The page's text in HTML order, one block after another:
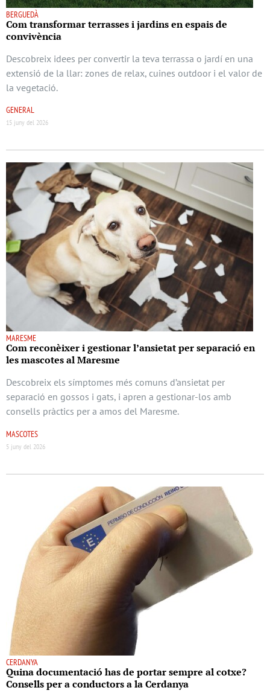
BERGUEDÀ
Com transformar terrasses i jardins en espais de
convivència
Descobreix idees per convertir la teva terrassa o jardí en una
extensió de la llar: zones de relax, cuines outdoor i el valor de
la vegetació.
GENERAL
15 juny del 2026
MARESME
Com reconèixer i gestionar l’ansietat per separació en
les mascotes al Maresme
Descobreix els símptomes més comuns d’ansietat per
separació en gossos i gats, i apren a gestionar-los amb
consells pràctics per a amos del Maresme.
MASCOTES
5 juny del 2026
CERDANYA
Quina documentació has de portar sempre al cotxe?
Consells per a conductors a la Cerdanya